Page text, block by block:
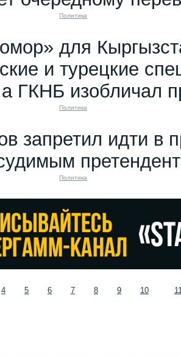
Политика
для
и турецкие
ГКНБ изобличал
Политика
запретил идти в
Политика
4 5 6 7 8 9 10